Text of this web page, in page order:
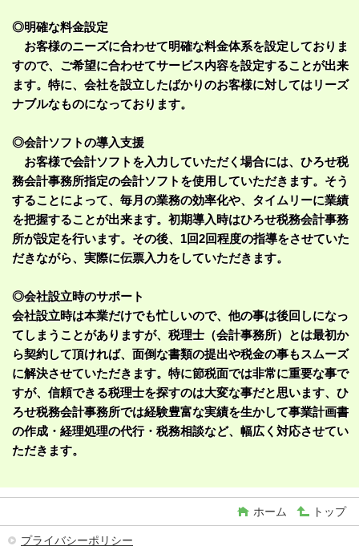
◎明確な料金設定
お客様のニーズに合わせて明確な料金体系を設定しておりま
すので、ご希望に合わせてサービス内容を設定することが出来
ます。特に、会社を設立したばかりのお客様に対してはリーズ
ナブルなものになっております。
◎会計ソフトの導入支援
お客様で会計ソフトを入力していただく場合には、ひろせ税
務会計事務所指定の会計ソフトを使用していただきます。そう
することによって、毎月の業務の効率化や、タイムリーに業績
を把握することが出来ます。初期導入時はひろせ税務会計事務
所が設定を行います。その後、1回2回程度の指導をさせていた
だきながら、実際に伝票入力をしていただきます。
◎会社設立時のサポート
会社設立時は本業だけでも忙しいので、他の事は後回しになっ
てしまうことがありますが、税理士（会計事務所）とは最初か
ら契約して頂ければ、面倒な書類の提出や税金の事もスムーズ
に解決させていただきます。特に節税面では非常に重要な事で
すが、信頼できる税理士を探すのは大変な事だと思います、ひ
ろせ税務会計事務所では経験豊富な実績を生かして事業計画書
の作成・経理処理の代行・税務相談など、幅広く対応させてい
ただきます。
ホーム トップ
プライバシーポリシー